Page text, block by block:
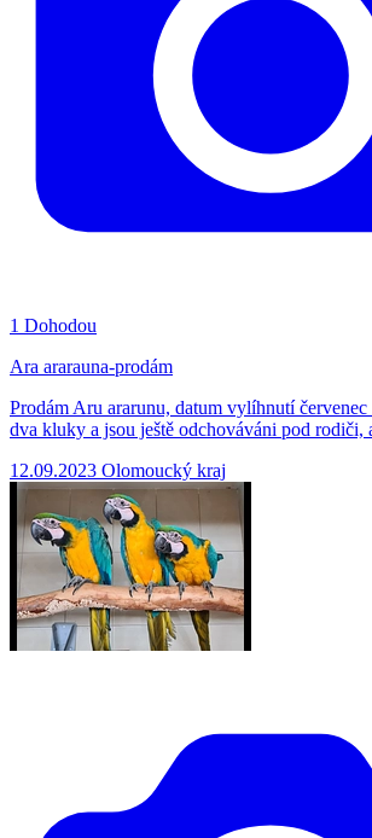
1 Dohodou
Ara ararauna-prodám
Prodám Aru ararunu, datum vylíhnutí
dva kluky a jsou ještě odchováváni pod rodiči,
12.09.2023 Olomoucký kraj